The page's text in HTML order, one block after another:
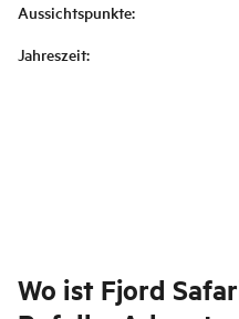
Aussichtspunkte:
Jahreszeit:
Wo ist Fjord